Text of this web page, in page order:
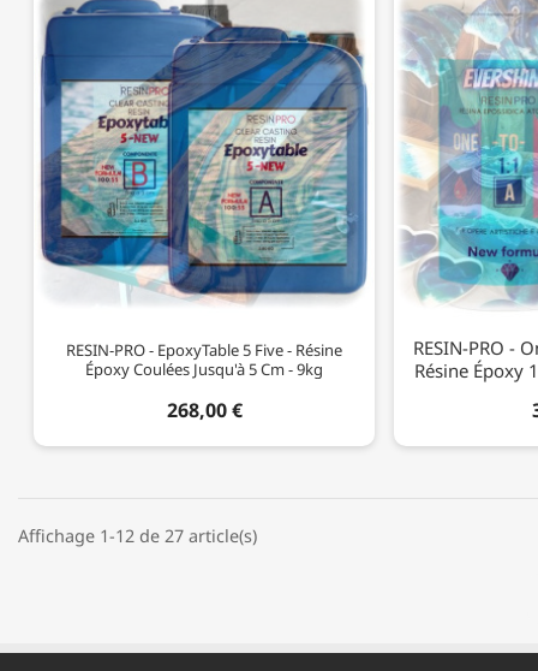
RESIN-PRO - EpoxyTable 5 Five - Résine
Époxy Coulées Jusqu'à 5 Cm - 9kg
268,00 €
RESIN-PRO -
Résine Époxy
Affichage 1-12 de 27 article(s)